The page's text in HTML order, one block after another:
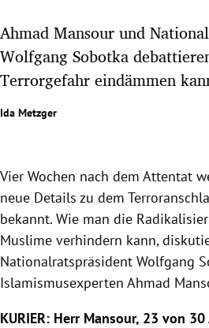
Untermenü
Untermenü
Untermenü
Ahmad Mansour und
Wolfgang Sobotka
Terrorgefahr eindämmen
Ida Metzger
Vier Wochen nach dem Attentat
neue Details zu dem
bekannt. Wie man die
Muslime verhindern kann,
Nationalratspräsident Wolfgang
Islamismusexperten Ahmad
KURIER: Herr Mansour, 23 von